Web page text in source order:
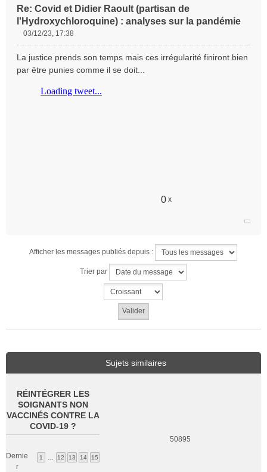
Re: Covid et Didier Raoult (partisan de
l'Hydroxychloroquine) : analyses sur la pandémie
s
s
03/12/23, 17:38
La justice prends son temps mais ces irrégularité finiront bien
par être punies comme il se doit...
0 x
Afficher les messages publiés depuis :
Trier par
Sujets similaires
RÉINTÉGRER LES
SOIGNANTS NON
VACCINÉS CONTRE LA
COVID-19 ?
1 12 13 14 15
Dernie
r
50895